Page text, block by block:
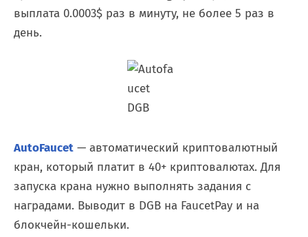
выплата 0.0003$ раз в минуту, не более 5 раз в
день.
AutoFaucet — автоматический криптовалютный
кран, который платит в 40+ криптовалютах. Для
запуска крана нужно выполнять задания с
наградами. Выводит в DGB на FaucetPay и на
блокчейн-кошельки.